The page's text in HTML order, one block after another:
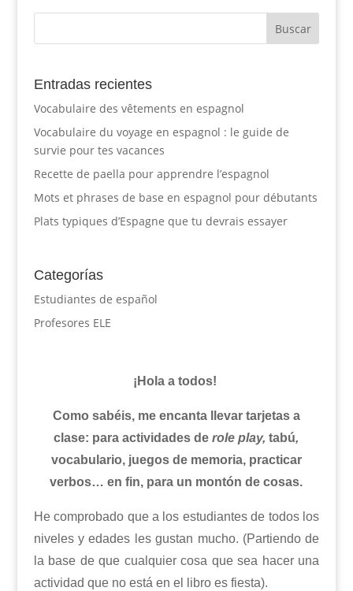
Entradas recientes
Vocabulaire des vêtements en espagnol
Vocabulaire du voyage en espagnol : le guide de
survie pour tes vacances
Recette de paella pour apprendre l’espagnol
Mots et phrases de base en espagnol pour débutants
Plats typiques d’Espagne que tu devrais essayer
Categorías
Estudiantes de español
Profesores ELE
¡Hola a todos!
Como sabéis, me encanta llevar tarjetas a
clase: para actividades derole play,tabú,
vocabulario, juegos de memoria, practicar
verbos… en fin, para un montón de cosas.
He comprobado que a los estudiantes de todos los
niveles y edades les gustan mucho. (Partiendo de
la base de que cualquier cosa que sea hacer una
actividad que no está en el libro es fiesta).